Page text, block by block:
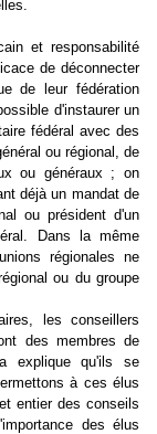
et responsabilité
de déconnecter
de leur fédération
d'instaurer un
fédéral avec des
ou régional, de
ou généraux ; on
déjà un mandat de
ou président d'un
Dans la même
régionales ne
ou du groupe
les conseillers
des membres de
explique qu'ils se
à ces élus
entier des conseils
des élus